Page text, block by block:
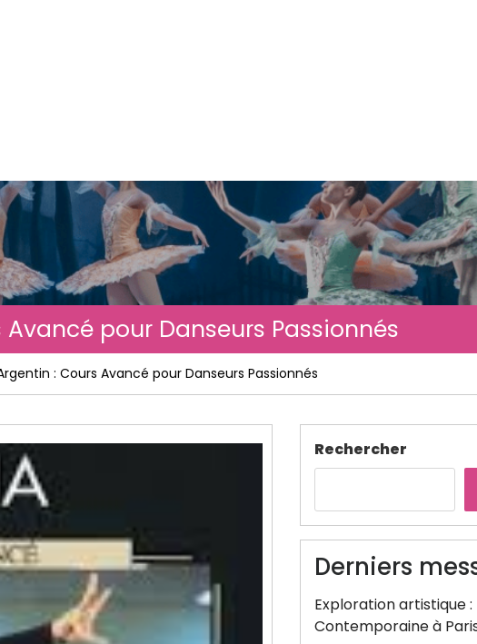
pour Danseurs Passionnés
: Cours Avancé pour Danseurs Passionnés
Rechercher
Derniers
Exploration artistique
Contemporaine à